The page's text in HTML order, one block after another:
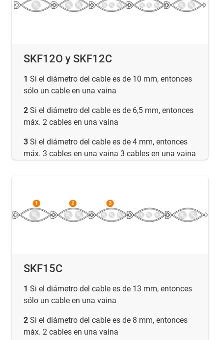
SKF12O y SKF12C
1 Si el diámetro del cable es de 10 mm, entonces
sólo un cable en una vaina
2 Si el diámetro del cable es de 6,5 mm, entonces
máx. 2 cables en una vaina
3 Si el diámetro del cable es de 4 mm, entonces
máx. 3 cables en una vaina 3 cables en una vaina
SKF15C
1 Si el diámetro del cable es de 13 mm, entonces
sólo un cable en una vaina
2 Si el diámetro del cable es de 8 mm, entonces
máx. 2 cables en una vaina